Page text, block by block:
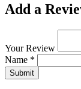
Add a
Your Review
Name *
Submit